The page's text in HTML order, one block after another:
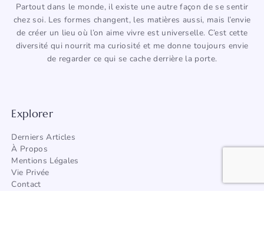
Partout dans le monde, il existe une autre façon de se sentir
chez soi. Les formes changent, les matières aussi, mais l’envie
de créer un lieu où l’on aime vivre est universelle. C’est cette
diversité qui nourrit ma curiosité et me donne toujours envie
de regarder ce qui se cache derrière la porte.
Explorer
Derniers Articles
À Propos
Mentions Légales
Vie Privée
Contact